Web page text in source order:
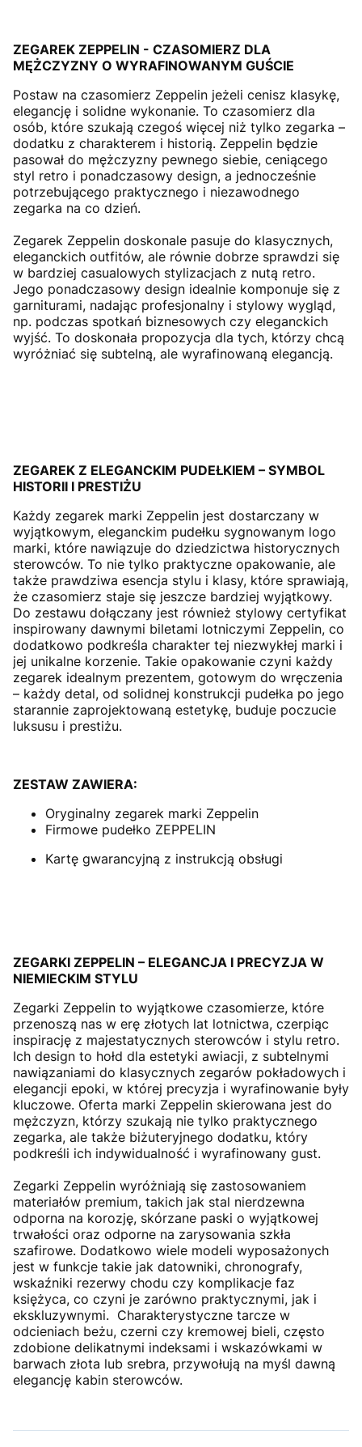
ZEGAREK ZEPPELIN - CZASOMIERZ DLA
MĘŻCZYZNY O WYRAFINOWANYM GUŚCIE
Postaw na czasomierz Zeppelin jeżeli cenisz klasykę,
elegancję i solidne wykonanie. To czasomierz dla
osób, które szukają czegoś więcej niż tylko zegarka –
dodatku z charakterem i historią. Zeppelin będzie
pasował do mężczyzny pewnego siebie, ceniącego
styl retro i ponadczasowy design, a jednocześnie
potrzebującego praktycznego i niezawodnego
zegarka na co dzień.
Zegarek Zeppelin doskonale pasuje do klasycznych,
eleganckich outfitów, ale równie dobrze sprawdzi się
w bardziej casualowych stylizacjach z nutą retro.
Jego ponadczasowy design idealnie komponuje się z
garniturami, nadając profesjonalny i stylowy wygląd,
np. podczas spotkań biznesowych czy eleganckich
wyjść. To doskonała propozycja dla tych, którzy chcą
wyróżniać się subtelną, ale wyrafinowaną elegancją.
ZEGAREK Z ELEGANCKIM PUDEŁKIEM – SYMBOL
HISTORII I PRESTIŻU
Każdy zegarek marki Zeppelin jest dostarczany w
wyjątkowym, eleganckim pudełku sygnowanym logo
marki, które nawiązuje do dziedzictwa historycznych
sterowców. To nie tylko praktyczne opakowanie, ale
także prawdziwa esencja stylu i klasy, które sprawiają,
że czasomierz staje się jeszcze bardziej wyjątkowy.
Do zestawu dołączany jest również stylowy certyfikat
inspirowany dawnymi biletami lotniczymi Zeppelin, co
dodatkowo podkreśla charakter tej niezwykłej marki i
jej unikalne korzenie. Takie opakowanie czyni każdy
zegarek idealnym prezentem, gotowym do wręczenia
– każdy detal, od solidnej konstrukcji pudełka po jego
starannie zaprojektowaną estetykę, buduje poczucie
luksusu i prestiżu.
ZESTAW ZAWIERA:
Oryginalny zegarek marki Zeppelin
Firmowe pudełko ZEPPELIN
Kartę gwarancyjną z instrukcją obsługi
ZEGARKI ZEPPELIN – ELEGANCJA I PRECYZJA W
NIEMIECKIM STYLU
Zegarki Zeppelin to wyjątkowe czasomierze, które
przenoszą nas w erę złotych lat lotnictwa, czerpiąc
inspirację z majestatycznych sterowców i stylu retro.
Ich design to hołd dla estetyki awiacji, z subtelnymi
nawiązaniami do klasycznych zegarów pokładowych i
elegancji epoki, w której precyzja i wyrafinowanie były
kluczowe. Oferta marki Zeppelin skierowana jest do
mężczyzn, którzy szukają nie tylko praktycznego
zegarka, ale także biżuteryjnego dodatku, który
podkreśli ich indywidualność i wyrafinowany gust.
Zegarki Zeppelin wyróżniają się zastosowaniem
materiałów premium, takich jak stal nierdzewna
odporna na korozję, skórzane paski o wyjątkowej
trwałości oraz odporne na zarysowania szkła
szafirowe. Dodatkowo wiele modeli wyposażonych
jest w funkcje takie jak datowniki, chronografy,
wskaźniki rezerwy chodu czy komplikacje faz
księżyca, co czyni je zarówno praktycznymi, jak i
ekskluzywnymi. Charakterystyczne tarcze w
odcieniach beżu, czerni czy kremowej bieli, często
zdobione delikatnymi indeksami i wskazówkami w
barwach złota lub srebra, przywołują na myśl dawną
elegancję kabin sterowców.